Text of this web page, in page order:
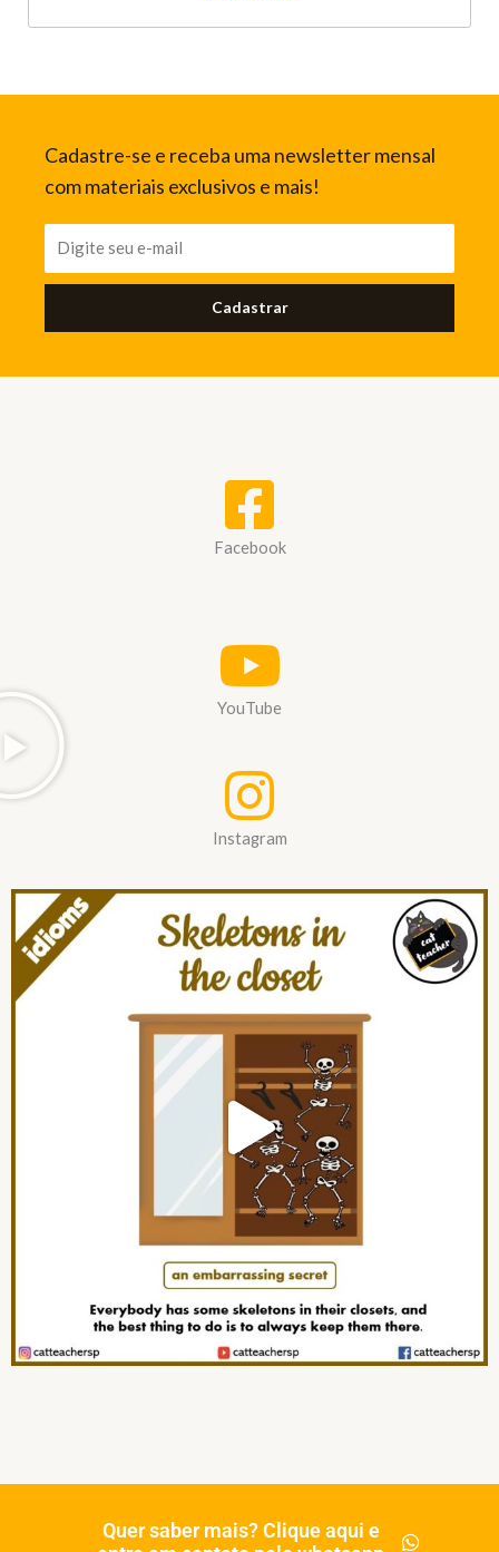
Cadastre-se e receba uma newsletter mensal
com materiais exclusivos e mais!
Cadastrar
Facebook
YouTube
Instagram
Quer saber mais? Clique aqui e